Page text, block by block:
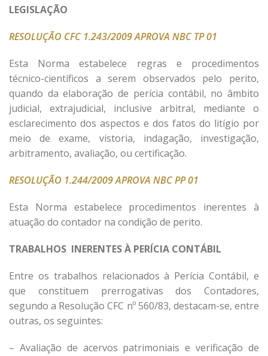
LEGISLAÇÃO
RESOLUÇÃO CFC 1.243/2009 APROVA NBC TP 01
Esta Norma estabelece regras e procedimentos
técnico-científicos a serem observados pelo perito,
quando da elaboração de perícia contábil, no âmbito
judicial, extrajudicial, inclusive arbitral, mediante o
esclarecimento dos aspectos e dos fatos do litígio por
meio de exame, vistoria, indagação, investigação,
arbitramento, avaliação, ou certificação.
RESOLUÇÃO 1.244/2009 APROVA NBC PP 01
Esta Norma estabelece procedimentos inerentes à
atuação do contador na condição de perito.
TRABALHOS INERENTES À PERÍCIA CONTÁBIL
Entre os trabalhos relacionados à Perícia Contábil, e
que constituem prerrogativas dos Contadores,
segundo a Resolução CFC nº 560/83, destacam-se, entre
outras, os seguintes:
– Avaliação de acervos patrimoniais e verificação de